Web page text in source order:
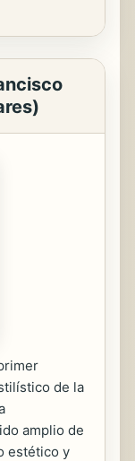
de la
amplio de
estético y